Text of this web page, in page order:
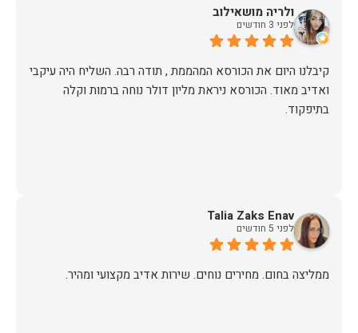
ולריה מושאילוב
לפני 3 חודשים
קיבלנו היום את הכורסא המהממת , תודה רבה. השליח היה עיקבי
ואדיב מאוד. הכורסא ניראת מליון דולר נוחה ברמות וקלה
בתיפקוד.
Talia Zaks Enav
לפני 5 חודשים
ממליצה בחום. מחירים נוחים. שירות אדיב מקצועי ומהיר.